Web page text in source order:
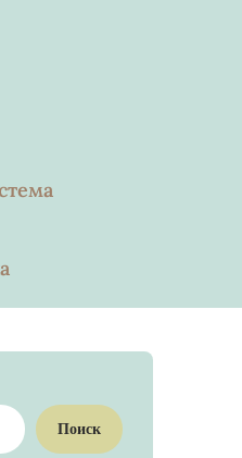
Поиск